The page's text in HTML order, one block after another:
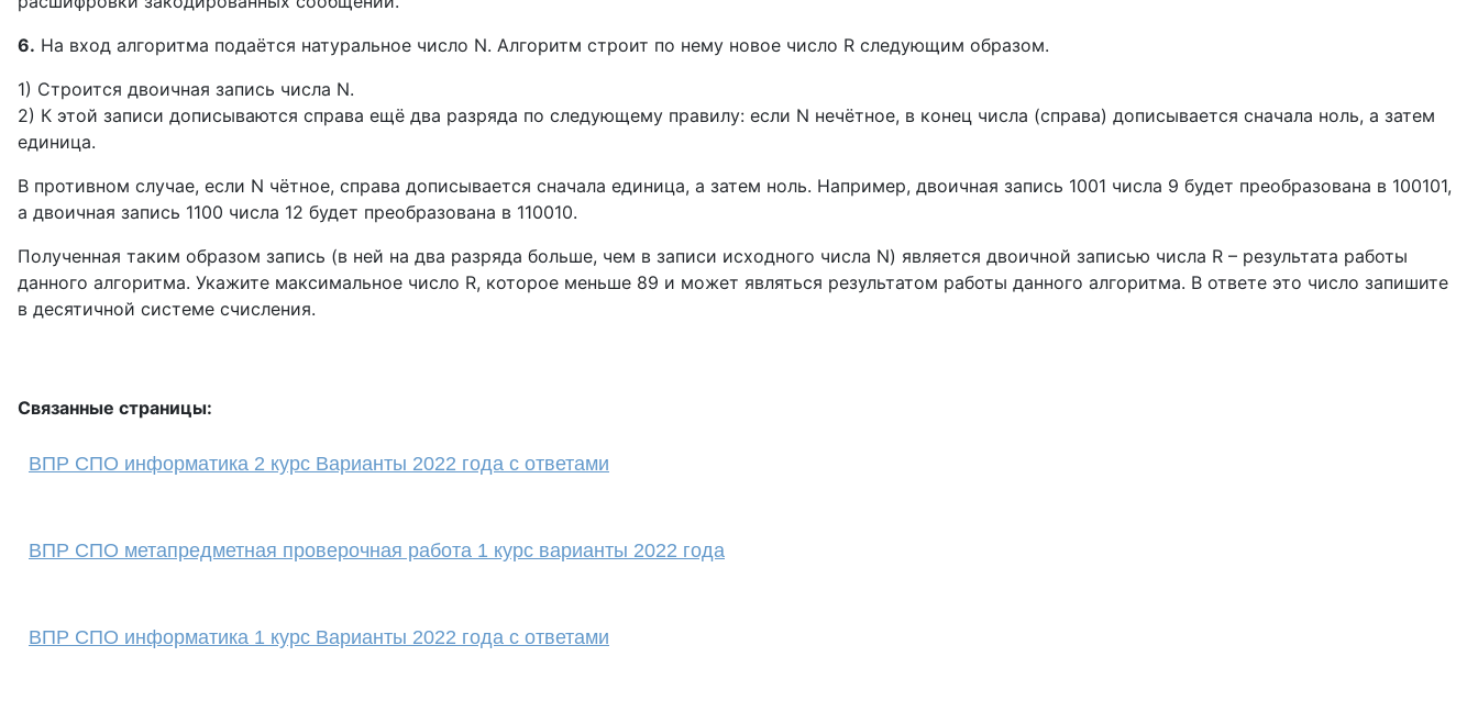
6. На вход алгоритма подаётся натуральное число N. Алгоритм строит по нему новое число R следующим образом.
1) Строится двоичная запись числа N.
2) К этой записи дописываются справа ещё два разряда по следующему правилу: если N нечётное, в конец числа (справа) дописывается сначала ноль, а затем
единица.
В противном случае, если N чётное, справа дописывается сначала единица, а затем ноль. Например, двоичная запись 1001 числа 9 будет преобразована в 100101,
а двоичная запись 1100 числа 12 будет преобразована в 110010.
Полученная таким образом запись (в ней на два разряда больше, чем в записи исходного числа N) является двоичной записью числа R – результата работы
данного алгоритма. Укажите максимальное число R, которое меньше 89 и может являться результатом работы данного алгоритма. В ответе это число запишите
в десятичной системе счисления.
Связанные страницы:
ВПР СПО информатика 2 курс Варианты 2022 года с ответами
ВПР СПО метапредметная проверочная работа 1 курс варианты 2022 года
ВПР СПО информатика 1 курс Варианты 2022 года с ответами